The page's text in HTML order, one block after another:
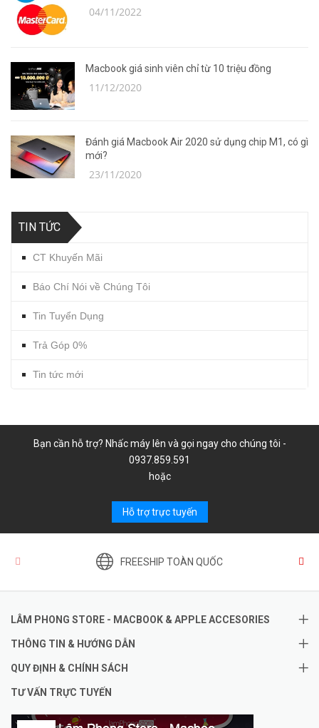
04/11/2022
Macbook giá sinh viên chỉ từ 10 triệu đồng
11/12/2020
Đánh giá Macbook Air 2020 sử dụng chip M1, có gì
mới?
23/11/2020
TIN TỨC
CT Khuyến Mãi
Báo Chí Nói về Chúng Tôi
Tin Tuyển Dụng
Trả Góp 0%
Tin tức mới
Bạn cần hỗ trợ? Nhấc máy lên và gọi ngay cho chúng tôi -
0937.859.591
hoặc
Hỗ trợ trực tuyến
FREESHIP TOÀN QUỐC
LÂM PHONG STORE - MACBOOK & APPLE ACCESORIES
THÔNG TIN & HƯỚNG DẪN
QUY ĐỊNH & CHÍNH SÁCH
TƯ VẤN TRỰC TUYẾN